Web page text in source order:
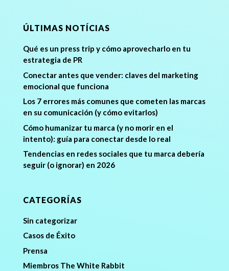
ÚLTIMAS NOTÍCIAS
Qué es un press trip y cómo aprovecharlo en tu
estrategia de PR
Conectar antes que vender: claves del marketing
emocional que funciona
Los 7 errores más comunes que cometen las marcas
en su comunicación (y cómo evitarlos)
Cómo humanizar tu marca (y no morir en el
intento): guía para conectar desde lo real
Tendencias en redes sociales que tu marca debería
seguir (o ignorar) en 2026
CATEGORÍAS
Sin categorizar
Casos de Éxito
Prensa
Miembros The White Rabbit